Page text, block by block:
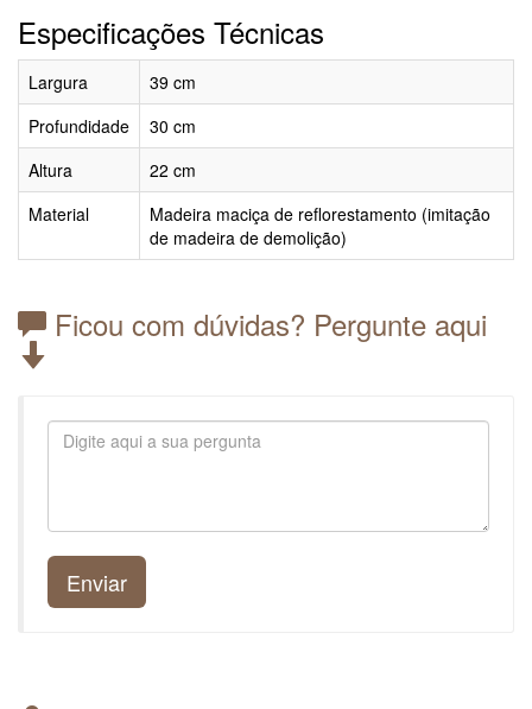
Especificações Técnicas
Largura
39 cm
Profundidade
30 cm
Altura
22 cm
Material
Madeira maciça de reflorestamento (imitação
de madeira de demolição)
Ficou com dúvidas? Pergunte aqui
Enviar